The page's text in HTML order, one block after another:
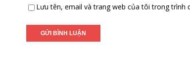
Lưu tên, email và trang web của tôi trong trình